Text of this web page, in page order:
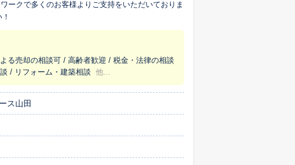
ークで多くのお客様よりご支持をいただいておりま
る売却の相談可 / 高齢者歓迎 / 税金・法律の相談
/ リフォーム・建築相談 他...
ス山田